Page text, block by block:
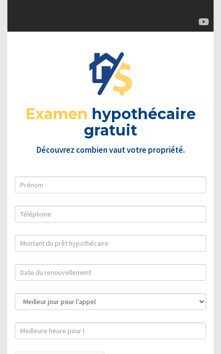
Examen hypothécaire
gratuit
Découvrez combien vaut votre propriété.